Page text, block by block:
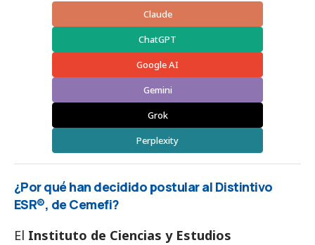
Claude
ChatGPT
Google AI
Gemini
Grok
Perplexity
¿Por qué han decidido postular al Distintivo
ESR®, de Cemefi?
El Instituto de Ciencias y Estudios